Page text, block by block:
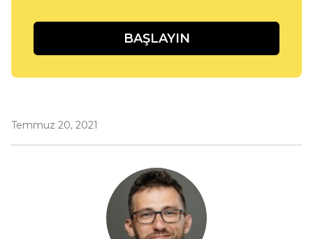
BAŞLAYIN
Temmuz 20, 2021